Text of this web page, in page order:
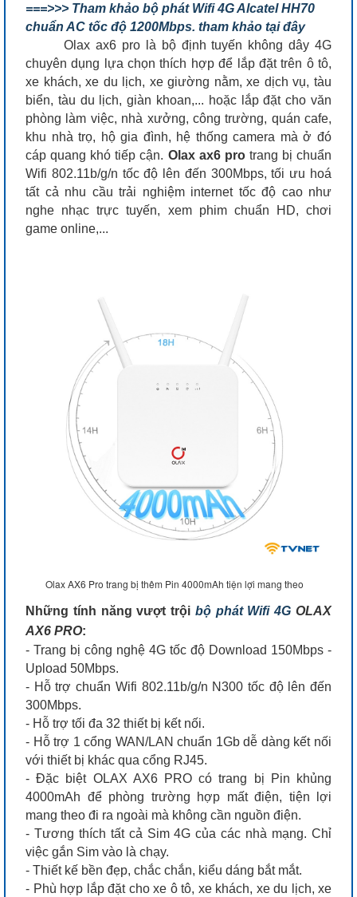
===>>> Tham khảo bộ phát Wifi 4G Alcatel HH70
chuẩn AC tốc độ 1200Mbps. tham khảo tại đây
Olax ax6 pro là bộ định tuyến không dây 4G
chuyên dụng lựa chọn thích hợp để lắp đặt trên ô tô,
xe khách, xe du lịch, xe giường nằm, xe dịch vụ, tàu
biển, tàu du lịch, giàn khoan,... hoặc lắp đặt cho văn
phòng làm việc, nhà xưởng, công trường, quán cafe,
khu nhà trọ, hộ gia đình, hệ thống camera mà ở đó
cáp quang khó tiếp cận. Olax ax6 protrang bị chuẩn
Wifi 802.11b/g/n tốc độ lên đến 300Mbps, tối ưu hoá
tất cả nhu cầu trải nghiệm internet tốc độ cao như
nghe nhạc trực tuyến, xem phim chuẩn HD, chơi
game online,...
Olax AX6 Pro trang bị thêm Pin 4000mAh tiện lợi mang theo
Những tính năng vượt trội bộ phát Wifi 4GOLAX
AX6 PRO:
- Trang bị công nghệ 4G tốc độ Download 150Mbps -
Upload 50Mbps.
- Hỗ trợ chuẩn Wifi 802.11b/g/n N300 tốc độ lên đến
300Mbps.
- Hỗ trợ tối đa 32 thiết bị kết nối.
- Hỗ trợ 1 cổng WAN/LAN chuẩn 1Gb dễ dàng kết nối
với thiết bị khác qua cổng RJ45.
- Đặc biệt OLAX AX6 PRO có trang bị Pin khủng
4000mAh để phòng trường hợp mất điện, tiện lợi
mang theo đi ra ngoài mà không cần nguồn điện.
- Tương thích tất cả Sim 4G của các nhà mạng. Chỉ
việc gắn Sim vào là chạy.
- Thiết kế bền đẹp, chắc chắn, kiểu dáng bắt mắt.
- Phù hợp lắp đặt cho xe ô tô, xe khách, xe du lịch, xe